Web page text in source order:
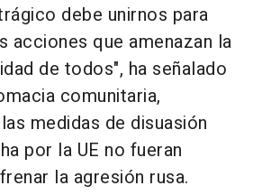
debe unirnos para
acciones que amenazan la
de todos", ha señalado
comunitaria,
medidas de disuasión
por la UE no fueran
la agresión rusa.